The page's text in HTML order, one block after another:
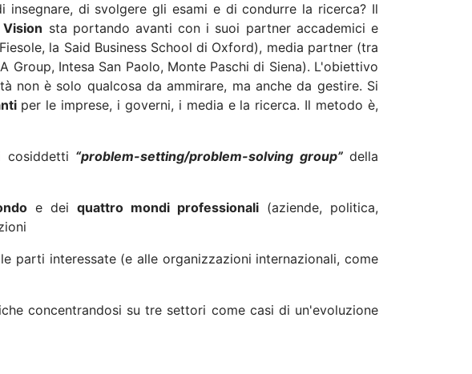
di svolgere gli esami e di condurre la ricerca? Il
sta portando avanti con i suoi partner accademici e
la Said Business School di Oxford), media partner (tra
Group, Intesa San Paolo, Monte Paschi di Siena). L'obiettivo
non è solo qualcosa da ammirare, ma anche da gestire. Si
per le imprese, i governi, i media e la ricerca. Il metodo è,
cosiddetti “problem-setting/problem-solving group”della
e dei quattro mondi professionali(aziende, politica,
parti interessate (e alle organizzazioni internazionali, come
concentrandosi su tre settori come casi di un'evoluzione